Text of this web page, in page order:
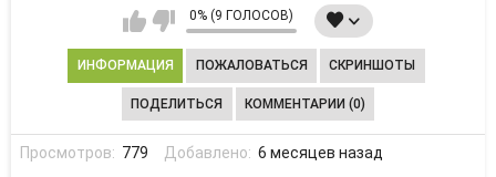
0% (9 ГОЛОСОВ)
ИНФОРМАЦИЯ ПОЖАЛОВАТЬСЯ СКРИНШОТЫ
ПОДЕЛИТЬСЯ КОММЕНТАРИИ (0)
Просмотров: 779 Добавлено: 6 месяцев назад